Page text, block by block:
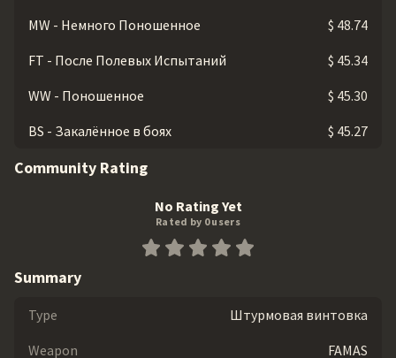
MW - Немного Поношенное
$ 48.74
FT - После Полевых Испытаний
$ 45.34
WW - Поношенное
$ 45.30
BS - Закалённое в боях
$ 45.27
Community Rating
No Rating Yet
Rated by 0 users
Summary
Type
Штурмовая винтовка
Weapon
FAMAS